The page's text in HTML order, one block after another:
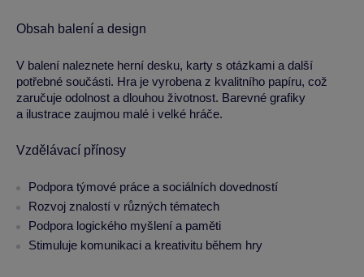
Obsah balení a design
V balení naleznete herní desku, karty s otázkami a další
potřebné součásti. Hra je vyrobena z kvalitního papíru, což
zaručuje odolnost a dlouhou životnost. Barevné grafiky
a ilustrace zaujmou malé i velké hráče.
Vzdělávací přínosy
Podpora týmové práce a sociálních dovedností
Rozvoj znalostí v různých tématech
Podpora logického myšlení a paměti
Stimuluje komunikaci a kreativitu během hry